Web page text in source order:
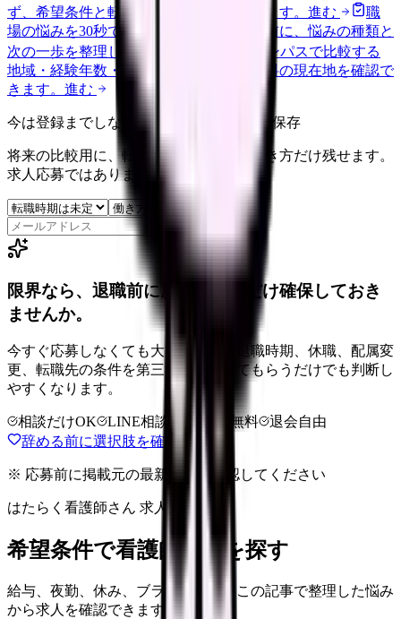
ず、希望条件と転職時期を自社で預かります。 進む
職
場の悩みを30秒で診断
辞めるべきか迷う前に、悩みの種類と
次の一歩を整理します。
給料コンパスで比較する
地域・経験年数・施設形態から、今の給料の現在地を確認で
きます。 進む
今は登録までしない人向け: 希望条件だけ保存
将来の比較用に、転職時期と気になる働き方だけ残せます。
求人応募ではありません。
限界なら、退職前に次の逃げ道だけ確保しておき
ませんか。
今すぐ応募しなくても大丈夫です。退職時期、休職、配属変
更、転職先の条件を第三者に整理してもらうだけでも判断し
やすくなります。
相談だけOK LINE相談OK 完全無料
退会自由
辞める前に選択肢を確認する
※ 応募前に掲載元の最新情報を確認してください
はたらく看護師さん 求人
希望条件で看護師求人を探す
給与、夜勤、休み、ブランクなど、この記事で整理した悩み
から求人を確認できます。